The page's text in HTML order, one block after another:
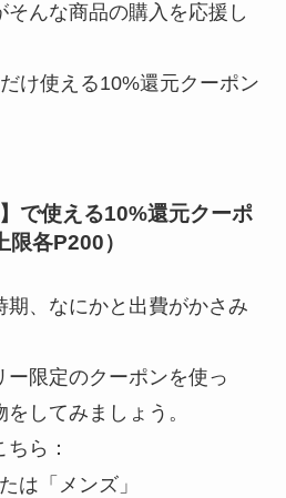
んな商品の購入を応援し
け使える10%還元クーポン
で使える10%還元クーポ
各P200）
期、なにかと出費がかさみ
ー限定のクーポンを使っ
してみましょう。
ら：
は「メンズ」